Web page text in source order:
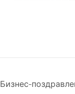
Бизнес-